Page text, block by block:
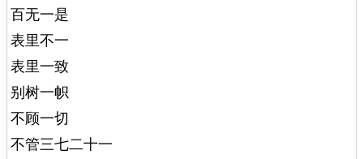
百无一是
表里不一
表里一致
别树一帜
不顾一切
不管三七二十一